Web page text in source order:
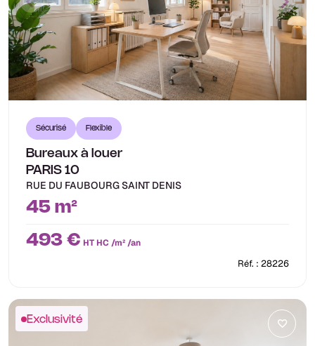
Sécurisé Flexible
Bureaux à louer
PARIS 10
RUE DU FAUBOURG SAINT DENIS
45 m²
493 € HT HC /m² /an
Réf. : 28226
Exclusivité